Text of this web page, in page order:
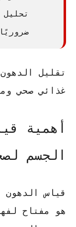
تقليل
غذائي صحي
أهمية
الجسم
قياس
هو مفتاح